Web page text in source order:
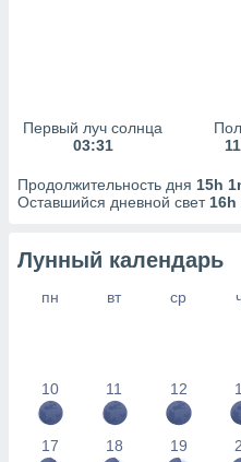
Первый луч солнца
03:31
Продолжительность дня 15h
Оставшийся дневной свет 16h
Лунный календарь
пн вт ср
10 11 12
17 18 19